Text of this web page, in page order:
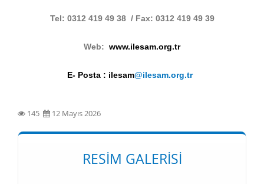
Tel: 0312 419 49 38 / Fax: 0312 419 49 39
Web: www.ilesam.org.tr
E- Posta : ilesam@ilesam.org.tr
145 12 Mayıs 2026
RESIM GALERISI